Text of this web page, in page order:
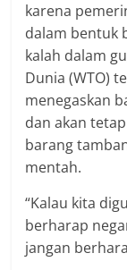
karena
dalam bentuk
kalah dalam
Dunia (WTO)
menegaskan
dan akan
barang
mentah.
“Kalau kita
berharap
jangan